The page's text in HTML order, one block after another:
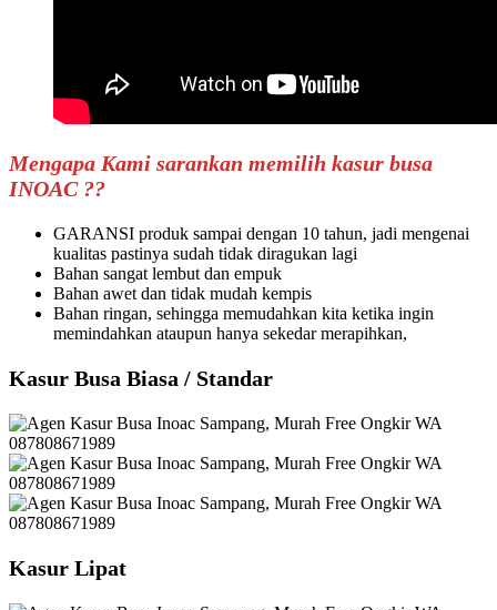
Mengapa Kami sarankan memilih kasur busa
INOAC ??
GARANSI produk sampai dengan 10 tahun, jadi mengenai
kualitas pastinya sudah tidak diragukan lagi
Bahan sangat lembut dan empuk
Bahan awet dan tidak mudah kempis
Bahan ringan, sehingga memudahkan kita ketika ingin
memindahkan ataupun hanya sekedar merapihkan,
Kasur Busa Biasa / Standar
Kasur Lipat